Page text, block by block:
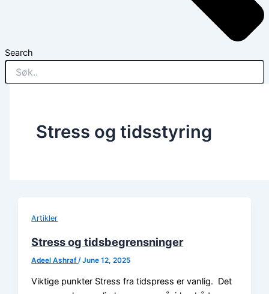
Search
Stress og tidsstyring
Artikler
Stress og tidsbegrensninger
Adeel Ashraf /June 12, 2025
Viktige punkter Stress fra tidspress er vanlig. Det